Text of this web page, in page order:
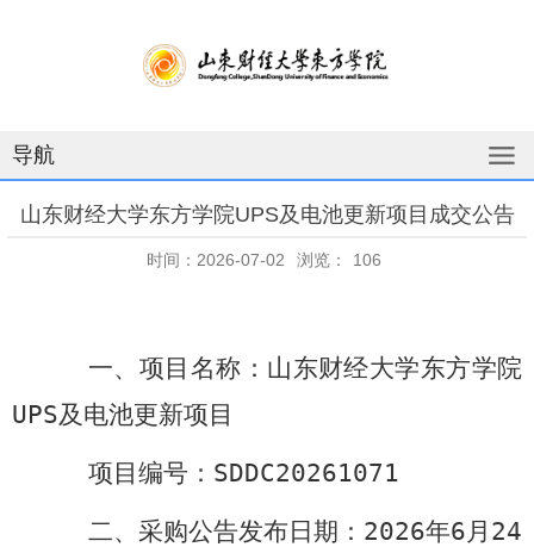
导航
山东财经大学东方学院UPS及电池更新项目成交公告
时间：2026-07-02 浏览： 106
一、项目名称 ：山东财经大学东方学院
UPS及电池更新项目
项目编号： SDDC20261071
二、采购公告发布日期 ： 2026年6月 24